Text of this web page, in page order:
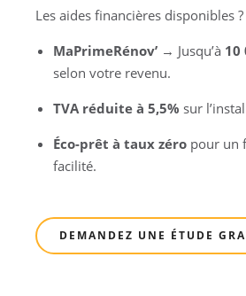
Les aides financières disponibles ?
MaPrimeRénov’ → Jusqu’à 10
selon votre revenu.
TVA réduite à 5,5% sur
Éco-prêt à taux zéro pour un
facilité.
DEMANDEZ UNE ÉTUDE